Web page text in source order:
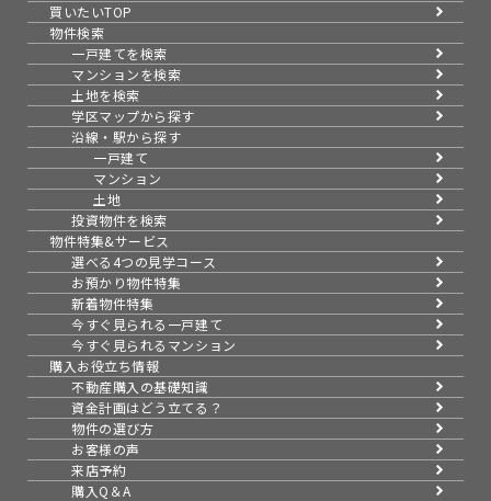
買いたいTOP
物件検索
一戸建てを検索
マンションを検索
土地を検索
学区マップから探す
沿線・駅から探す
一戸建て
マンション
土地
投資物件を検索
物件特集&サービス
選べる4つの見学コース
お預かり物件特集
新着物件特集
今すぐ見られる一戸建て
今すぐ見られるマンション
購入お役立ち情報
不動産購入の基礎知識
資金計画はどう立てる？
物件の選び方
お客様の声
来店予約
購入Q＆A